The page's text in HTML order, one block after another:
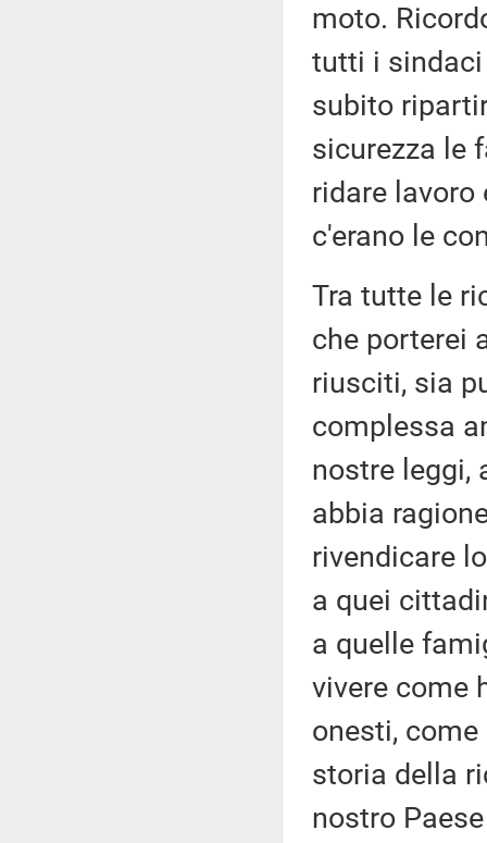
moto.
tutti i sindaci
subito
sicurezza le
ridare lavoro
c'erano le
Tra tutte le
che porterei
riusciti, sia
complessa
nostre leggi,
abbia
rivendicare
a quei
a quelle
vivere come
onesti,
storia della
nostro